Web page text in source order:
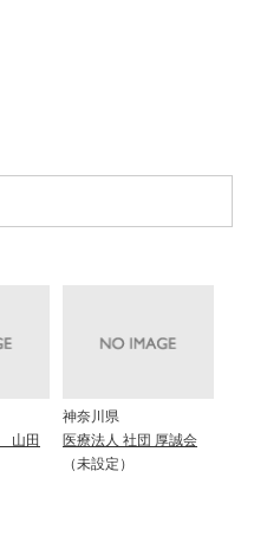
山田
神奈川県
医療法人 社団 厚誠会
（未設定）